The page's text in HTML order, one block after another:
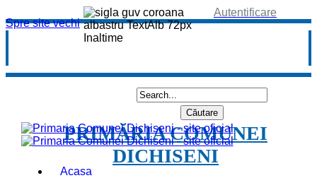
Spre site vechi
Autentificare
PRIMĂRIA COMUNEI
DICHISENI
Acasa